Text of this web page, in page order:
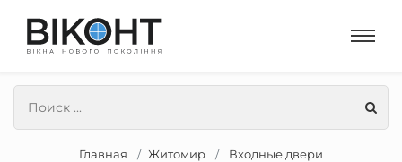
Главная Житомир Входные двери